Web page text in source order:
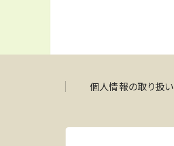
個人情報の取り扱い